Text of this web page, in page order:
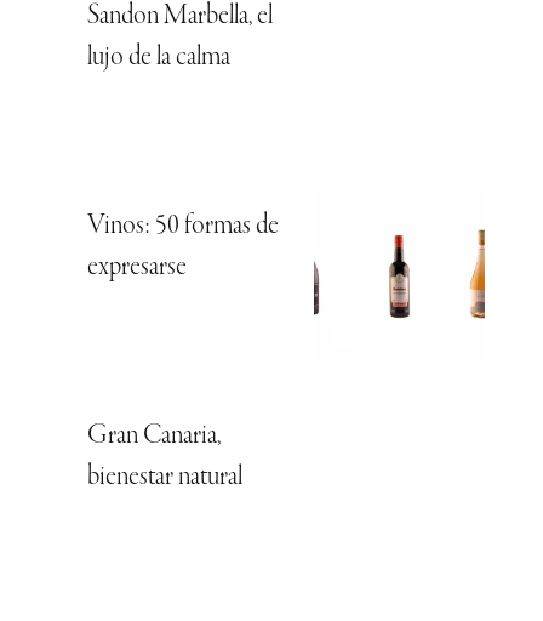
Sandon Marbella, el
lujo de la calma
Vinos: 50 formas de
expresarse
Gran Canaria,
bienestar natural